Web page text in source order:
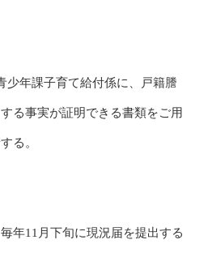
少年課子育て給付係に、戸籍謄
る事実が証明できる書類をご用
る。
年11月下旬に現況届を提出する